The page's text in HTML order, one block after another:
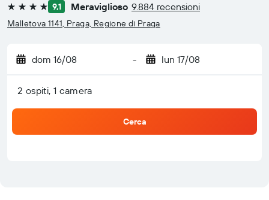
4 stelle 9,1 Meraviglioso 9.884 recensioni
Malletova 1141, Praga, Regione di Praga
dom 16/08 - lun 17/08
2 ospiti, 1 camera
Cerca